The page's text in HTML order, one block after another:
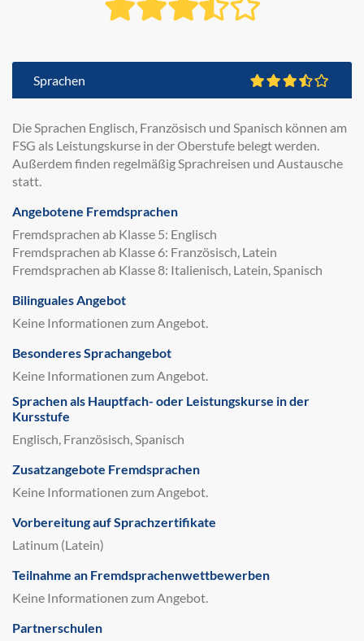
Sprachen
Die Sprachen Englisch, Französisch und Spanisch können am
FSG als Leistungskurse in der Oberstufe belegt werden.
Außerdem finden regelmäßig Sprachreisen und Austausche
statt.
Angebotene Fremdsprachen
Fremdsprachen ab Klasse 5: Englisch
Fremdsprachen ab Klasse 6: Französisch, Latein
Fremdsprachen ab Klasse 8: Italienisch, Latein, Spanisch
Bilinguales Angebot
Keine Informationen zum Angebot.
Besonderes Sprachangebot
Keine Informationen zum Angebot.
Sprachen als Hauptfach- oder Leistungskurse in der
Kursstufe
Englisch, Französisch, Spanisch
Zusatzangebote Fremdsprachen
Keine Informationen zum Angebot.
Vorbereitung auf Sprachzertifikate
Latinum (Latein)
Teilnahme an Fremdsprachenwettbewerben
Keine Informationen zum Angebot.
Partnerschulen